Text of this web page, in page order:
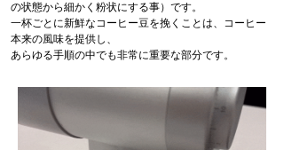
の状態から細かく粉状にする事）です。
一杯ごとに新鮮なコーヒー豆を挽くことは、コーヒー
本来の風味を提供し、
あらゆる手順の中でも非常に重要な部分です。